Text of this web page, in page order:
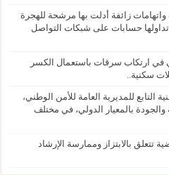
زائفة أدلت بها مرشحة للهجرة
حسابات على شبكات التواصل
في ارتكاب سرقات باستعمال الكسر
سكنية..
التابع للمديرية العامة للأمن الوطني،
بالمعيار الدولي، في مختلف
بالابتزاز وممارسة الإرشاد